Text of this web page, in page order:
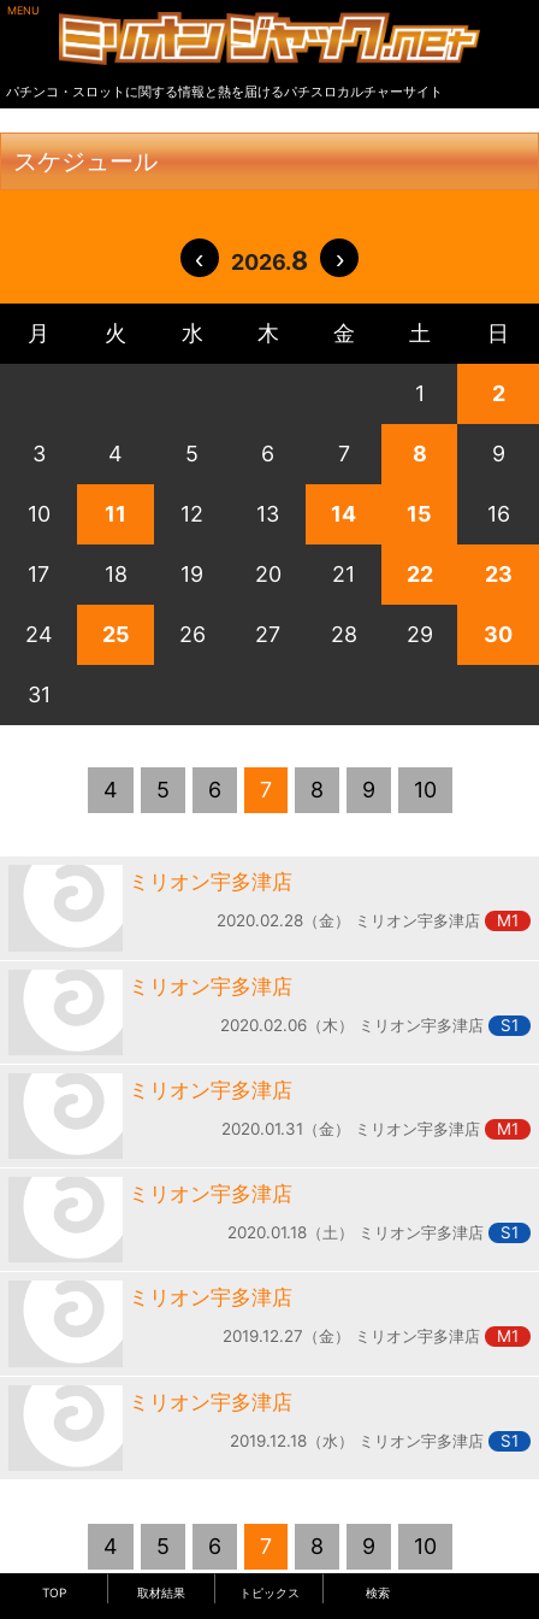
パチンコ・スロットに関する情報と熱を届けるパチスロカルチャーサイト
MENU
スケジュール
2026.8
月 火 水 木 金 土 日
1 2
3 4 5 6 7 8 9
10 11 12 13 14 15 16
17 18 19 20 21 22 23
24 25 26 27 28 29 30
31
4 5 6 7 8 9 10
ミリオン宇多津店
2020.02.28（金） ミリオン宇多津店 M1
ミリオン宇多津店
2020.02.06（木） ミリオン宇多津店 S1
ミリオン宇多津店
2020.01.31（金） ミリオン宇多津店 M1
ミリオン宇多津店
2020.01.18（土） ミリオン宇多津店 S1
ミリオン宇多津店
2019.12.27（金） ミリオン宇多津店 M1
ミリオン宇多津店
2019.12.18（水） ミリオン宇多津店 S1
4 5 6 7 8 9 10
TOP 取材結果 トピックス 検索